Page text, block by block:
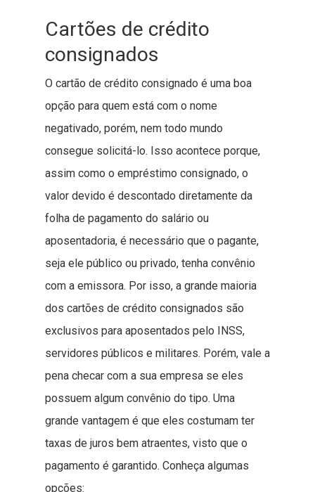
Cartões de crédito
consignados
O cartão de crédito consignado é uma boa
opção para quem está com o nome
negativado, porém, nem todo mundo
consegue solicitá-lo. Isso acontece porque,
assim como o empréstimo consignado, o
valor devido é descontado diretamente da
folha de pagamento do salário ou
aposentadoria, é necessário que o pagante,
seja ele público ou privado, tenha convênio
com a emissora. Por isso, a grande maioria
dos cartões de crédito consignados são
exclusivos para aposentados pelo INSS,
servidores públicos e militares. Porém, vale a
pena checar com a sua empresa se eles
possuem algum convênio do tipo. Uma
grande vantagem é que eles costumam ter
taxas de juros bem atraentes, visto que o
pagamento é garantido. Conheça algumas
opções: